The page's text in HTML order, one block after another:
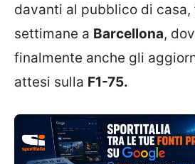
davanti al pubblico di casa,
settimane a Barcellona,
finalmente anche gli
attesi sulla F1-75.